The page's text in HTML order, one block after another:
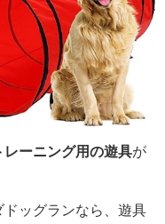
レーニング用の遊具が
ッグランなら、遊具